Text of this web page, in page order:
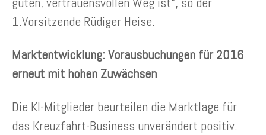
1.Vorsitzende Rüdiger Heise.
Marktentwicklung: Vorausbuchungen für 2016
erneut mit hohen Zuwächsen
Die KI-Mitglieder beurteilen die Marktlage für
das Kreuzfahrt-Business unverändert positiv.